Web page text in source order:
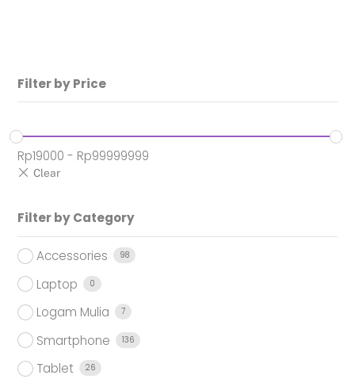
Filter by Price
Rp19000 - Rp99999999
Filter by Category
Accessories 98
Laptop 0
Logam Mulia 7
Smartphone 136
Tablet 26